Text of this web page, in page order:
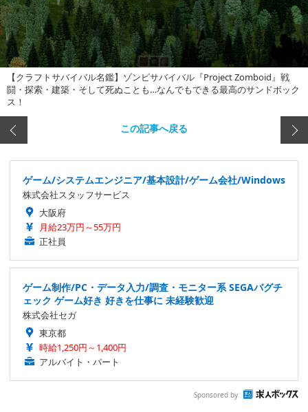
【クラフトサバイバル名鑑】ゾンビサバイバル『Project Zomboid』戦
闘・探索・建築・そして死ぬことも…なんでもできる最高のサンドボック
ス！
この記事へ戻る
ゲーム/システムエンジニア/基本設計/ゲーム会社/Windows
株式会社スタッフサービス
大阪府
月給23万円～55万円
正社員
ゲーム制作/PC・データ入力/調査・モニター系 SEGAバグチ
ェック ゲーム好き 好きを仕事に 未経験歓迎
株式会社セガ
東京都
時給1,250円～1,400円
アルバイト・パート
Sponsored by